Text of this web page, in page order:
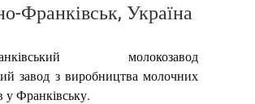
Франківськ, Україна
молокозавод
завод з виробництва молочних
у Франківську.